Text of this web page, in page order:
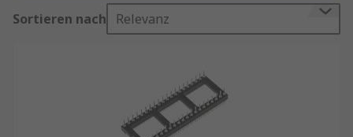
Automobilindustrie, Telekommunikation und
Medizintechnik.
Ein DIL Header, auch als Dual In-Line Pin Header
bekannt, ist ein rechteckiger, doppelseitig
Sortieren nach Relevanz